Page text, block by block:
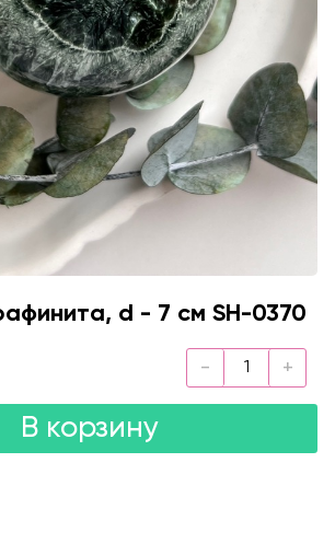
d - 7 см SH-0370
В корзину